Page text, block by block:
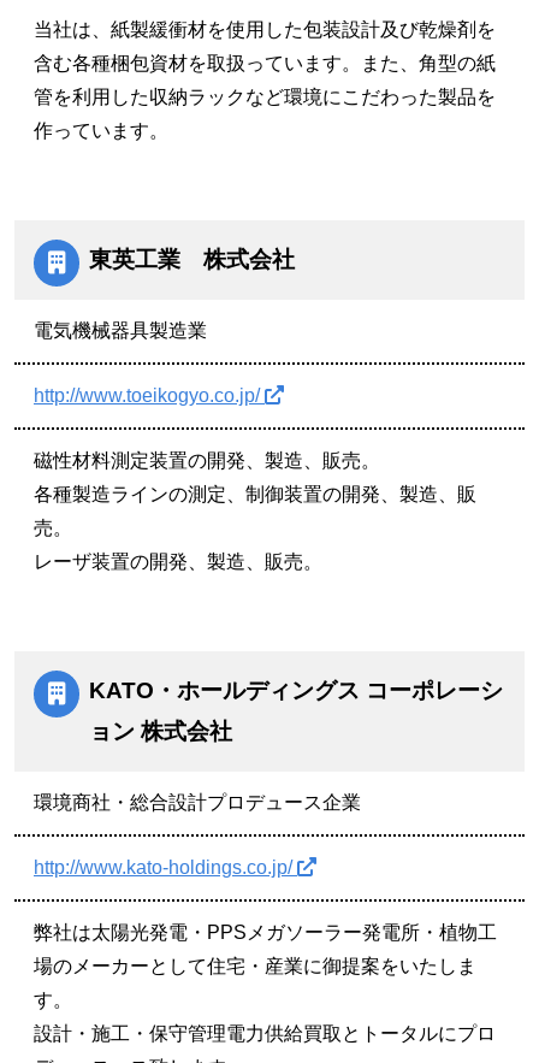
当社は、紙製緩衝材を使用した包装設計及び乾燥剤を
含む各種梱包資材を取扱っています。また、角型の紙
管を利用した収納ラックなど環境にこだわった製品を
作っています。
東英工業 株式会社
電気機械器具製造業
http://www.toeikogyo.co.jp/
磁性材料測定装置の開発、製造、販売。
各種製造ラインの測定、制御装置の開発、製造、販
売。
レーザ装置の開発、製造、販売。
KATO・ホールディングス コーポレーシ
ョン 株式会社
環境商社・総合設計プロデュース企業
http://www.kato-holdings.co.jp/
弊社は太陽光発電・PPSメガソーラー発電所・植物工
場のメーカーとして住宅・産業に御提案をいたしま
す。
設計・施工・保守管理電力供給買取とトータルにプロ